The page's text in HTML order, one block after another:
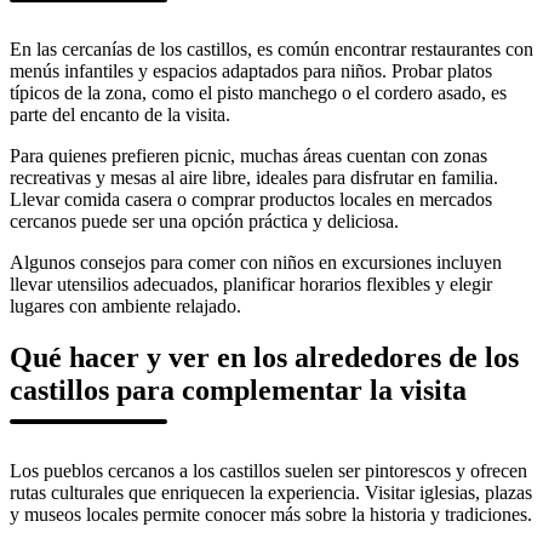
En las cercanías de los castillos, es común encontrar restaurantes con
menús infantiles y espacios adaptados para niños. Probar platos
típicos de la zona, como el pisto manchego o el cordero asado, es
parte del encanto de la visita.
Para quienes prefieren picnic, muchas áreas cuentan con zonas
recreativas y mesas al aire libre, ideales para disfrutar en familia.
Llevar comida casera o comprar productos locales en mercados
cercanos puede ser una opción práctica y deliciosa.
Algunos consejos para comer con niños en excursiones incluyen
llevar utensilios adecuados, planificar horarios flexibles y elegir
lugares con ambiente relajado.
Qué hacer y ver en los alrededores de los
castillos para complementar la visita
Los pueblos cercanos a los castillos suelen ser pintorescos y ofrecen
rutas culturales que enriquecen la experiencia. Visitar iglesias, plazas
y museos locales permite conocer más sobre la historia y tradiciones.